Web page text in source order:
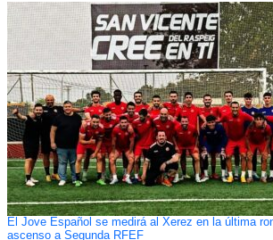
El Jove Español se medirá al Xerez en la última
ascenso a Segunda RFEF